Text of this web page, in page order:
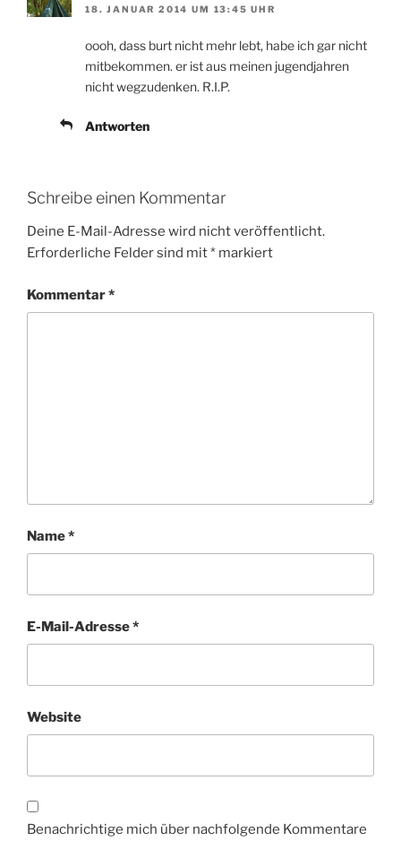
18. JANUAR 2014 UM 13:45 UHR
oooh, dass burt nicht mehr lebt, habe ich gar nicht
mitbekommen. er ist aus meinen jugendjahren
nicht wegzudenken. R.I.P.
Antworten
Schreibe einen Kommentar
Deine E-Mail-Adresse wird nicht veröffentlicht.
Erforderliche Felder sind mit* markiert
Kommentar*
Name*
E-Mail-Adresse*
Website
Benachrichtige mich über nachfolgende Kommentare